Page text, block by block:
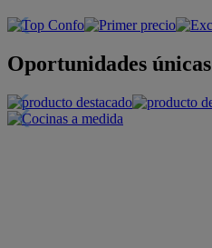
Oportunidades únicas